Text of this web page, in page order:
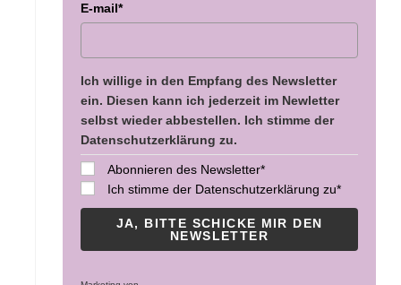
E-mail*
Ich willige in den Empfang des Newsletter
ein. Diesen kann ich jederzeit im Newletter
selbst wieder abbestellen. Ich stimme der
Datenschutzerklärung zu.
Abonnieren des Newsletter*
Ich stimme der Datenschutzerklärung zu*
JA, BITTE SCHICKE MIR DEN
NEWSLETTER